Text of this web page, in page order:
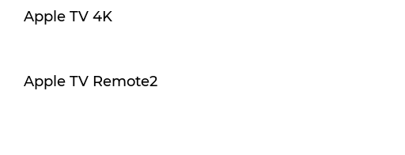
Apple TV 4K
Apple TV Remote2